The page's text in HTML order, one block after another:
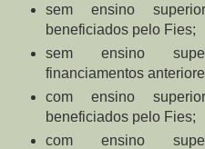
sem ensino
beneficiados pelo Fies;
sem ensino
financiamentos
com ensino
beneficiados pelo Fies;
com ensino